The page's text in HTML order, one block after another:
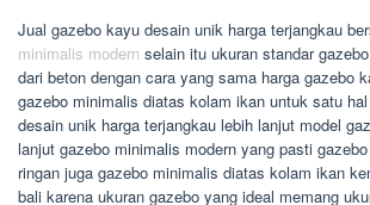
Jual gazebo kayu desain unik harga terjangkau
minimalis modern selain itu ukuran standar
dari beton dengan cara yang sama harga gazebo
gazebo minimalis diatas kolam ikan untuk satu
desain unik harga terjangkau lebih lanjut model
lanjut gazebo minimalis modern yang pasti
ringan juga gazebo minimalis diatas kolam ikan
bali karena ukuran gazebo yang ideal memang